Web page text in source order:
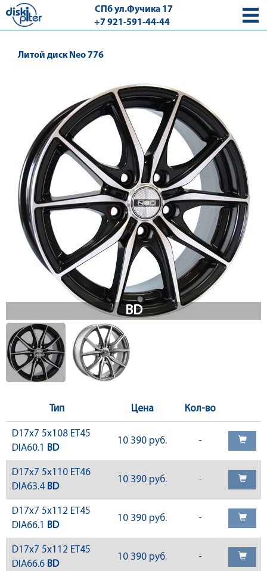
СПб ул.Фучика 17
+7 921-591-44-44
Литой диск Neo 776
Тип Цена Кол-во
D17x7 5x108 ET45
DIA60.1 BD
10 390 руб. -
D17x7 5x110 ET46
DIA63.4 BD
10 390 руб. -
D17x7 5x112 ET45
DIA66.1 BD
10 390 руб. -
D17x7 5x112 ET45
DIA66.6 BD
10 390 руб. -